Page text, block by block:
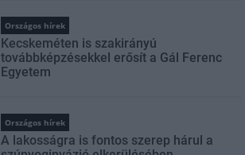
Országos hírek
Kecskeméten is szakirányú
továbbképzésekkel erősít a Gál Ferenc
Egyetem
Országos hírek
A lakosságra is fontos szerep hárul a